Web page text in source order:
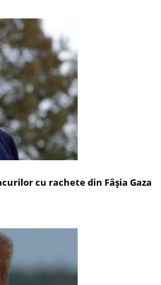
cu rachete din Fâşia Gaza